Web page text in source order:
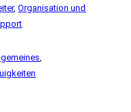
, Organisation und